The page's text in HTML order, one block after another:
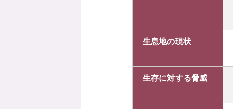
生息地の現状
生存に対する脅威